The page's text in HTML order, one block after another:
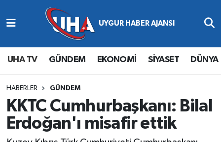
UHA TV GÜNDEM EKONOMİ SİYASET DÜNYA
HABERLER GÜNDEM
KKTC Cumhurbaşkanı: Bilal
Erdoğan'ı misafir ettik
Abone Ol
Gündem
Ekonomi
Magazin
Siyaset
Nöbetçi Eczaneler
Hava Durumu
Namaz Vakitleri
Trafik Durumu
Süper Lig Puan Durumu ve Fikstür